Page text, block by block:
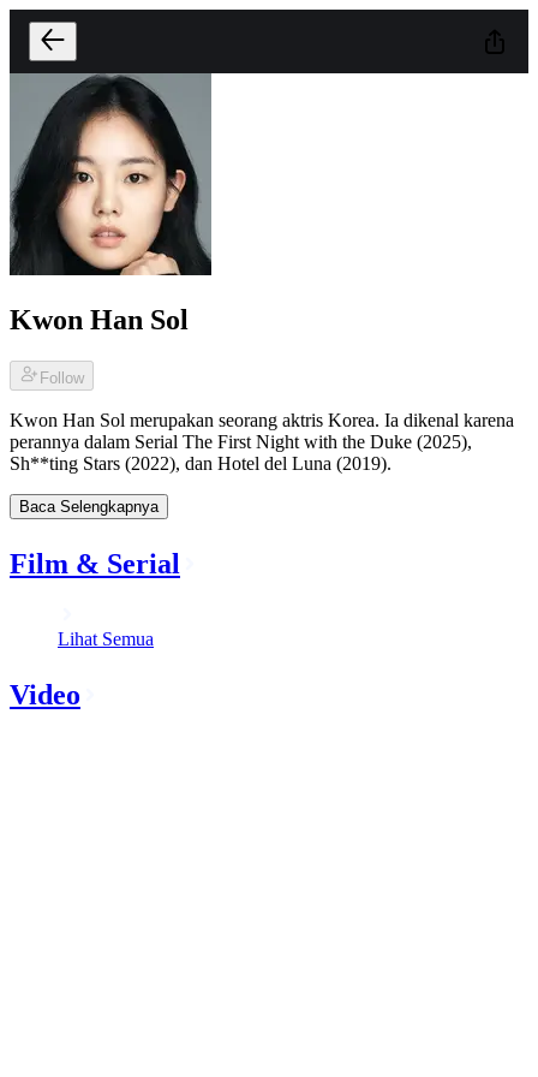
Kwon Han Sol
Follow
Kwon Han Sol merupakan seorang aktris Korea. Ia dikenal karena
perannya dalam Serial The First Night with the Duke (2025),
Sh**ting Stars (2022), dan Hotel del Luna (2019).
Baca Selengkapnya
Film & Serial
Lihat Semua
Video